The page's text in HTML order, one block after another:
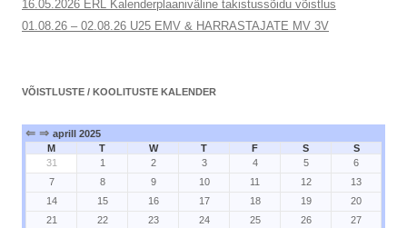
16.05.2026 ERL Kalenderplaaniväline takistussõidu võistlus
01.08.26 – 02.08.26 U25 EMV & HARRASTAJATE MV 3V
VÕISTLUSTE / KOOLITUSTE KALENDER
⇐ ⇒ aprill 2025
M
T W T F S
S
31
1 2 3 4 5
6
7
8 9 10 11 12
13
14
15 16 17 18 19
20
21
22 23 24 25 26
27